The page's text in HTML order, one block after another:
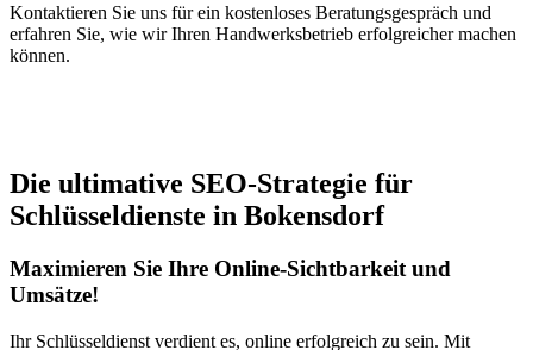
Kontaktieren Sie uns für ein kostenloses Beratungsgespräch und
erfahren Sie, wie wir Ihren Handwerksbetrieb erfolgreicher machen
können.
Die ultimative SEO-Strategie für
Schlüsseldienste in Bokensdorf
Maximieren Sie Ihre Online-Sichtbarkeit und
Umsätze!
Ihr Schlüsseldienst verdient es, online erfolgreich zu sein. Mit